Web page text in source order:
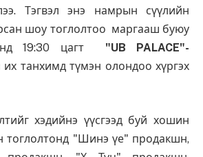
Тэгвэл энэ намрын сүүлийн
шоу тоглолтоо маргааш буюу
19:30 цагт "UB PALACE"-
танхимд түмэн олондоо хүргэх
хэдийнэ үүсгээд буй хошин
тоглолтонд "Шинэ үе" продакшн,